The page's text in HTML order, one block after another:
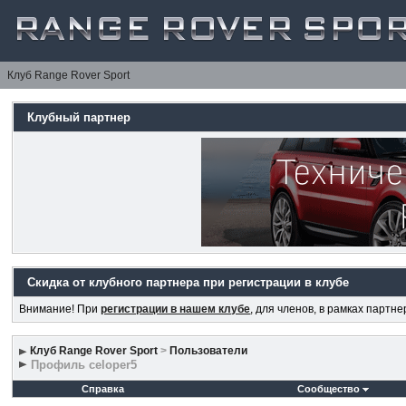
Клуб Range Rover Sport
Клубный партнер
Скидка от клубного партнера при регистрации в клубе
Внимание! Прирегистрации в нашем клубе, для членов, в рамках
Клуб Range Rover Sport > Пользователи
Профиль celoper5
Справка Сообщество